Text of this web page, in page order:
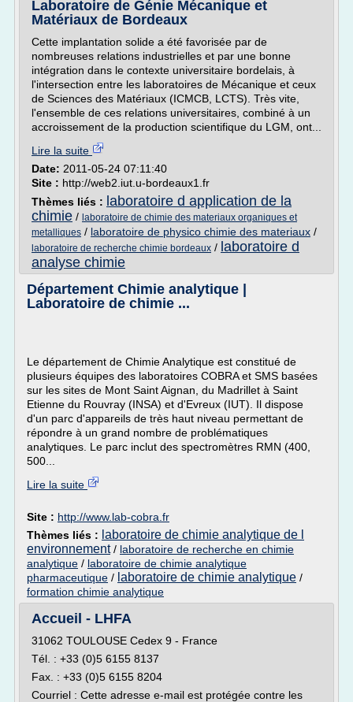
Laboratoire de Génie Mécanique et
Matériaux de Bordeaux
Cette implantation solide a été favorisée par de
nombreuses relations industrielles et par une bonne
intégration dans le contexte universitaire bordelais, à
l'intersection entre les laboratoires de Mécanique et ceux
de Sciences des Matériaux (ICMCB, LCTS). Très vite,
l'ensemble de ces relations universitaires, combiné à un
accroissement de la production scientifique du LGM, ont...
Lire la suite
Date: 2011-05-24 07:11:40
Site : http://web2.iut.u-bordeaux1.fr
Thèmes liés : laboratoire d application de la
chimie / laboratoire de chimie des materiaux organiques et
metalliques / laboratoire de physico chimie des materiaux /
laboratoire de recherche chimie bordeaux / laboratoire d
analyse chimie
Département Chimie analytique |
Laboratoire de chimie ...
Le département de Chimie Analytique est constitué de
plusieurs équipes des laboratoires COBRA et SMS basées
sur les sites de Mont Saint Aignan, du Madrillet à Saint
Etienne du Rouvray (INSA) et d'Evreux (IUT). Il dispose
d'un parc d'appareils de très haut niveau permettant de
répondre à un grand nombre de problématiques
analytiques. Le parc inclut des spectromètres RMN (400,
500...
Lire la suite
Site : http://www.lab-cobra.fr
Thèmes liés : laboratoire de chimie analytique de l
environnement/ laboratoire de recherche en chimie
analytique / laboratoire de chimie analytique
pharmaceutique / laboratoire de chimie analytique /
formation chimie analytique
Accueil - LHFA
31062 TOULOUSE Cedex 9 - France
Tél. : +33 (0)5 6155 8137
Fax. : +33 (0)5 6155 8204
Courriel : Cette adresse e-mail est protégée contre les